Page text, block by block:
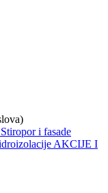
Stiropor i fasade
AKCIJE I